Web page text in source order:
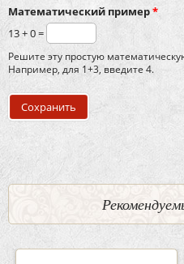
Математический пример*
13 + 0 =
Решите эту простую
Например, для 1+3, введите 4.